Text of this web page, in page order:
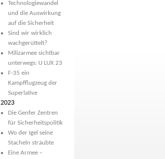
Technologiewandel
und die Auswirkung
auf die Sicherheit
Sind wir wirklich
wachgerüttelt?
Milizarmee sichtbar
unterwegs: U LUX 23
F-35 ein
Kampfflugzeug der
Superlative
2023
Die Genfer Zentren
für Sicherheitspolitik
Wo der Igel seine
Stacheln sträubte
Eine Armee –